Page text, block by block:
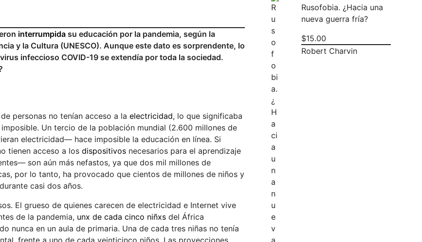
interrumpida su educación por la pandemia, según la
y la Cultura (UNESCO). Aunque este dato es sorprendente, lo
infeccioso COVID-19 se extendía por toda la sociedad.
personas no tenían acceso a laelectricidad, lo que significaba
Un tercio de la población mundial (2.600 millones de
electricidad— hace imposible la educación en línea. Si
tienen acceso a losdispositivos necesarios para el aprendizaje
son aún más nefastos, ya que dos mil millones de
por lo tanto, ha provocado que cientos de millones de niños y
casi dos años.
El grueso de quienes carecen de electricidad e Internet vive
de la pandemia, unx de cada cinco niñxs del África
nunca en un aula de primaria. Una de cada tres niñas no tenía
Rusofobia. ¿Hacia una
nueva guerra fría?
$15.00
Robert Charvin